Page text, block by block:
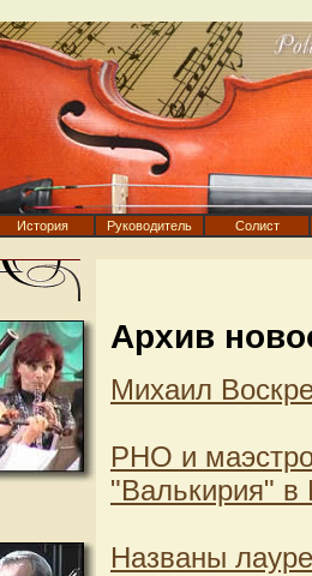
История Руководитель Солист
Архив
Михаил
РНО и
"Валькирия" в
Названы